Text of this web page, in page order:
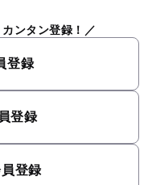
ンタン登録！
登録
登録
登録